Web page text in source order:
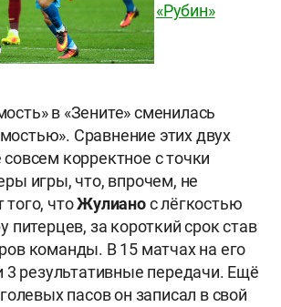
«Рубин»
в «Зените» сменилась
Сравнение этих двух
корректное с точки
игры, что, впрочем, не
того, чтоЖулианос лёгкостью
питерцев, за короткий срок став
команды. В 15 матчах на его
3 результативные передачи. Ещё
пасов он записал в свой